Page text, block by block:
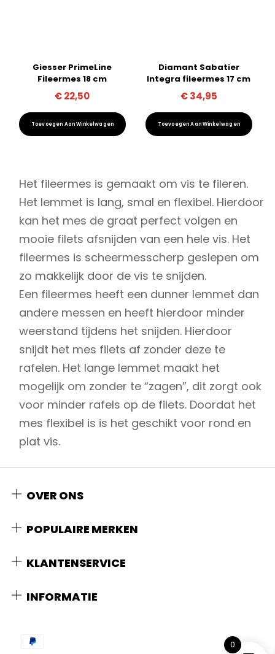
Giesser PrimeLine
Fileermes 18 cm
€22,50
Toevoegen Aan Winkelwagen
Diamant Sabatier
Integra fileermes 17 cm
€34,95
Toevoegen Aan Winkelwagen
Het fileermes is gemaakt om vis te fileren.
Het lemmet is lang, smal en flexibel. Hierdoor
kan het mes de graat perfect volgen en
mooie filets afsnijden van een hele vis. Het
fileermes is scheermesscherp geslepen om
zo makkelijk door de vis te snijden.
Een fileermes heeft een dunner lemmet dan
andere messen en heeft hierdoor minder
weerstand tijdens het snijden. Hierdoor
snijdt het mes filets af zonder deze te
rafelen. Het lange lemmet maakt het
mogelijk om zonder te “zagen”, dit zorgt ook
voor minder rafels op de filets. Doordat het
mes flexibel is is het geschikt voor rond en
plat vis.
OVER ONS
POPULAIRE MERKEN
KLANTENSERVICE
INFORMATIE
0